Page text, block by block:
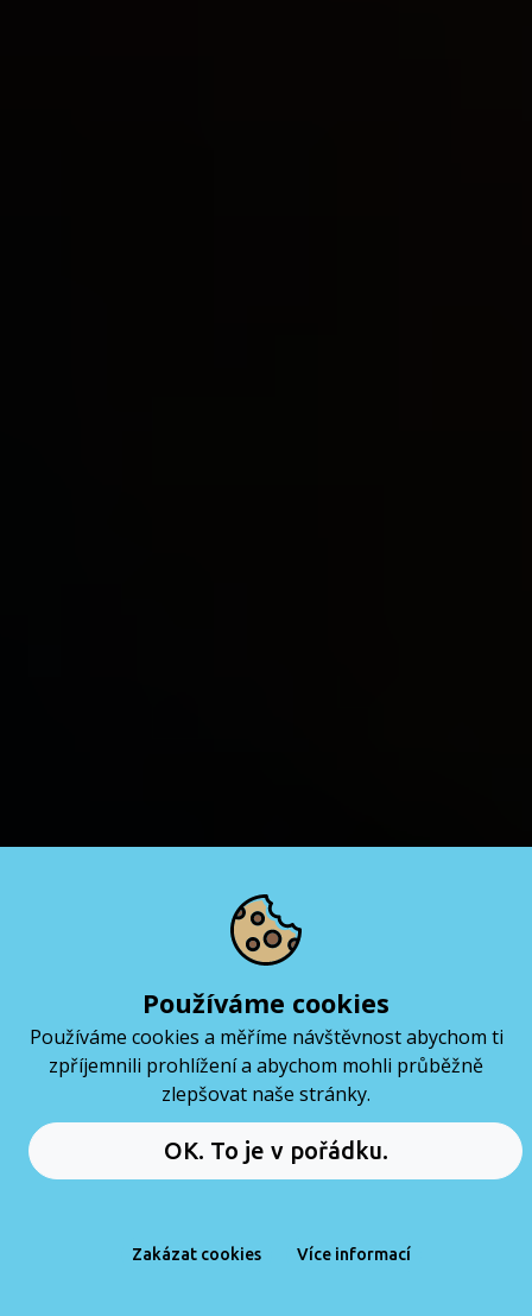
Používáme cookies
Používáme cookies a měříme návštěvnost abychom ti
zpříjemnili prohlížení a abychom mohli průběžně
zlepšovat naše stránky.
OK. To je v pořádku.
Zakázat cookies Více informací
Bronislav Novák
+420 606 051 810
bronislav@coderslab.cz
Rezervuj si online meeting
Praktické webináře
ze světa IT
Zaměřujeme se na zajímavé
aspekty v IT s odborníky z oboru.